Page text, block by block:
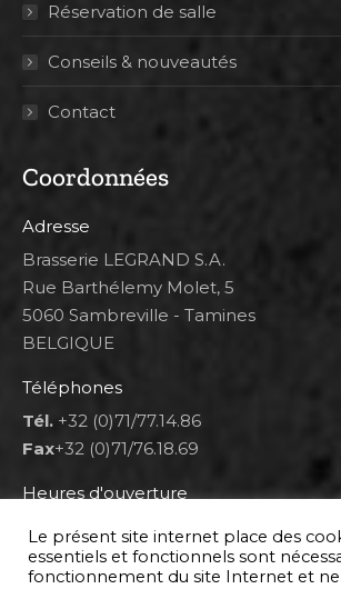
Réservation de salle
Conseils & nouveautés
Contact
Coordonnées
Adresse
Brasserie LEGRAND S.A.
Rue Barthélemy Molet, 5
5060 Sambreville - Tamines
BELGIQUE
Téléphones
Tél. +32 (0)71/77.14.86
Fax+32 (0)71/76.18.69
Heures d'ouverture
Lun 8h00-12h00 et 12h30-14h30
Mar au ven 8h00-12h00 et 12h30-
Sam 9h00-16h00
Le présent site internet place des
essentiels et fonctionnels sont
fonctionnement du site Internet et